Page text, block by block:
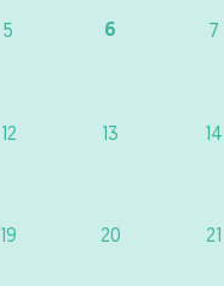
5 6 7
12 13 14
19 20 21